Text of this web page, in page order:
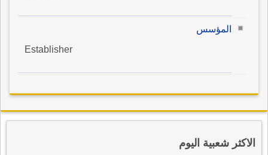
المؤسس
Establisher
الاكثر شعبية اليوم